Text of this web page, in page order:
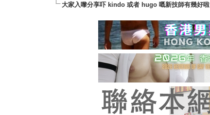
大家入嚟分享吓 kindo 或者 hugo 嘅新技師有幾好啦